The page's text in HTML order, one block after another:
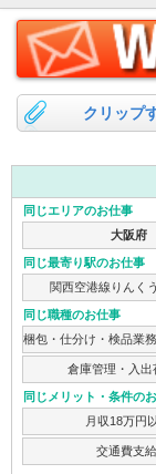
クリップ
同じエリアのお仕事
大阪府
同じ最寄り駅のお仕事
関西空港線りんく
同じ職種のお仕事
梱包・仕分け・検品業
倉庫管理・入出
同じメリット・条件の
月収18万円
交通費支